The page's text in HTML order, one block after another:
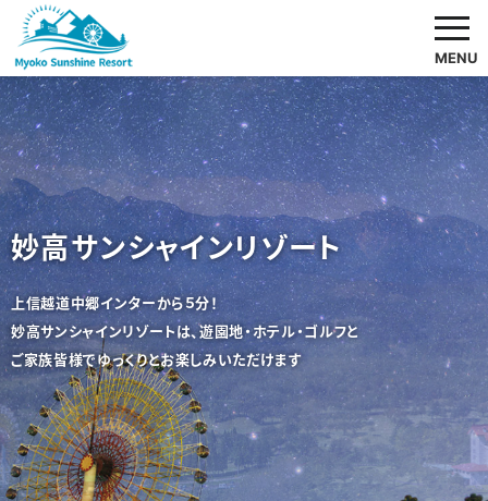
MENU
妙高サンシャインリゾート
上信越道中郷インターから５分！
妙高サンシャインリゾートは、遊園地・ホテル・ゴルフと
ご家族皆様でゆっくりとお楽しみいただけます